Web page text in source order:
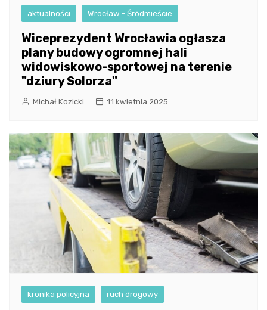
aktualności Wrocław - Śródmieście
Wiceprezydent Wrocławia ogłasza
plany budowy ogromnej hali
widowiskowo-sportowej na terenie
"dziury Solorza"
Michał Kozicki 11 kwietnia 2025
kronika policyjna ruch drogowy